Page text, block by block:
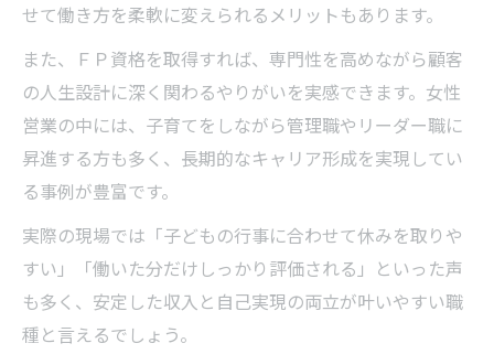
せて働き方を柔軟に変えられるメリットもあります。
また、ＦＰ資格を取得すれば、専門性を高めながら顧客
の人生設計に深く関わるやりがいを実感できます。女性
営業の中には、子育てをしながら管理職やリーダー職に
昇進する方も多く、長期的なキャリア形成を実現してい
る事例が豊富です。
実際の現場では「子どもの行事に合わせて休みを取りや
すい」「働いた分だけしっかり評価される」といった声
も多く、安定した収入と自己実現の両立が叶いやすい職
種と言えるでしょう。